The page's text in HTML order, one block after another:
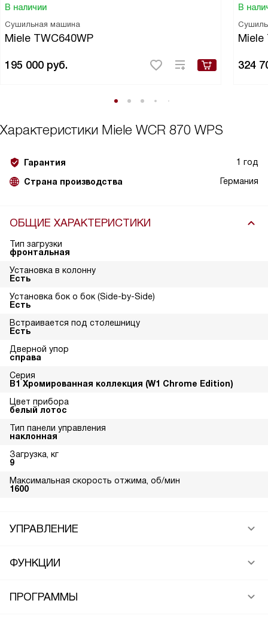
В наличии
Сушильная машина
Miele TWC640WP
195 000 руб.
В
Miele
324
Характеристики Miele WCR 870 WPS
Гарантия 1 год
Страна производства Германия
ОБЩИЕ ХАРАКТЕРИСТИКИ
Тип загрузки
фронтальная
Установка в колонну
Есть
Установка бок о бок (Side-by-Side)
Есть
Встраивается под столешницу
Есть
Дверной упор
справа
Серия
В1 Хромированная коллекция (W1 Chrome Edition)
Цвет прибора
белый лотос
Тип панели управления
наклонная
Загрузка, кг
9
Максимальная скорость отжима, об/мин
1600
УПРАВЛЕНИЕ
ФУНКЦИИ
ПРОГРАММЫ